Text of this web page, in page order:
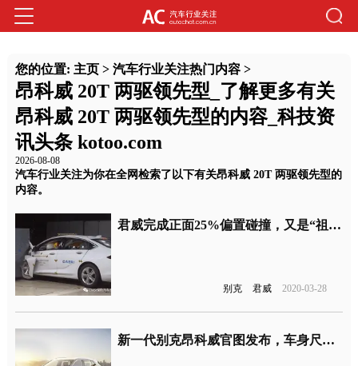
您的位置: 主页> 汽车行业关注热门内容>
昂科威 20T 两驱领先型_了解更多有关
昂科威 20T 两驱领先型的内容_科技资
讯头条 kotoo.com
2026-08-08
汽车行业关注为你在全网检索了以下有关昂科威 20T 两驱领先型的
内容。
君威完成正面25%偏置碰撞，又是“祖传”侧面气囊未起爆
别克 君威 2020-03-28
新一代别克昂科威官图发布，车身尺寸变短轴距有所增加